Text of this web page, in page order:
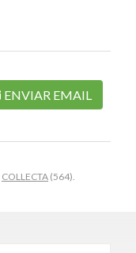
COLLECTA (564).
ENVIAR EMAIL